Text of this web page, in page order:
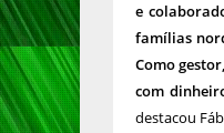
e
famílias
Como
com
destacou